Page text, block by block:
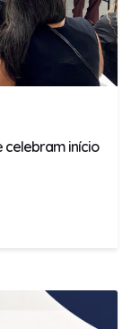
celebram início